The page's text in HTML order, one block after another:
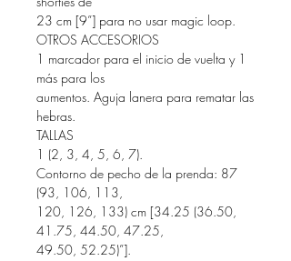
23 cm [9”] para no usar magic loop.
OTROS ACCESORIOS
1 marcador para el inicio de vuelta y 1
más para los
aumentos. Aguja lanera para rematar las
hebras.
TALLAS
1 (2, 3, 4, 5, 6, 7).
Contorno de pecho de la prenda: 87
(93, 106, 113,
120, 126, 133) cm [34.25 (36.50,
41.75, 44.50, 47.25,
49.50, 52.25)”].